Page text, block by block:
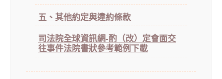
五、其他約定與違約條款
司法院全球資訊網-酌（改）定會面交
往事件法院書狀參考範例下載